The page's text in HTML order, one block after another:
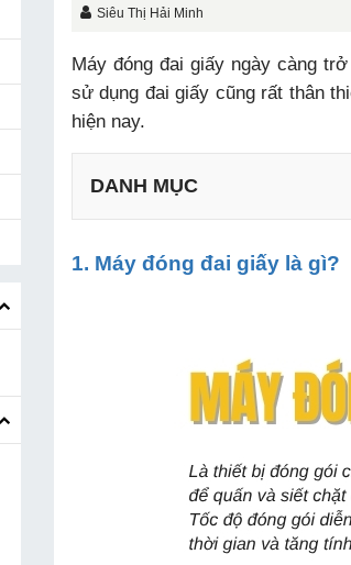
Siêu Thị Hải Minh
Máy đóng đai giấy ngày càng
sử dụng đai giấy cũng rất thân
hiện nay.
DANH MỤC
1. Máy đóng đai giấy là gì?